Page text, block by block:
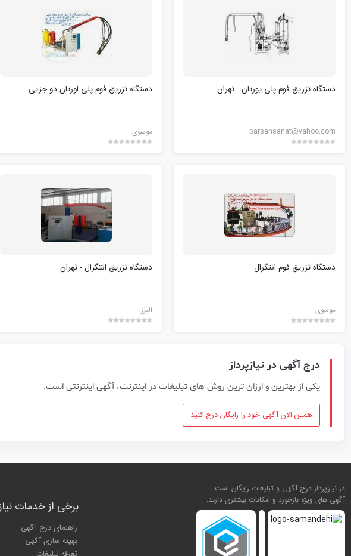
دستگاه تزریق فوم پلی یورتان - تهران
parsansanat@yahoo.com
دستگاه تزریق فوم پلی اورتان دو جزیی
موسوی
دستگاه تزریق فوم انتگرال
موسوی
دستگاه تزریق انتگرال - تهران
البرز
درج آگهی در نیازپرداز
یکی از بهترین و ارزان ترین روش های تبلیغات در اینترنت، آگهی اینترنتی است.
همین الان آگهی خود را رایگان درج کنید
در نیازپرداز درج آگهی و تبلیغات رایگان است
آگهی های ویژه بازخورد و امکانات بیشتری دارند.
برخی از خدمات
راهنمای درج آگهی
بهینه سازی آگهی